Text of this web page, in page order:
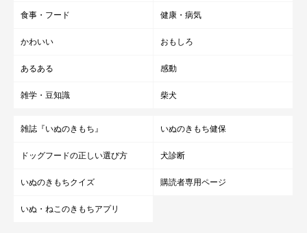
食事・フード 健康・病気
かわいい おもしろ
あるある 感動
雑学・豆知識 柴犬
雑誌『いぬのきもち』 いぬのきもち健保
ドッグフードの正しい選び方 犬診断
いぬのきもちクイズ 購読者専用ページ
いぬ・ねこのきもちアプリ